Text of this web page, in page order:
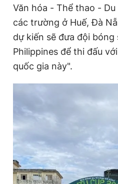
Văn hóa - Thể thao -
các trường ở Huế, Đà
dự kiến sẽ đưa đội bóng
Philippines để thi đấu
quốc gia này".